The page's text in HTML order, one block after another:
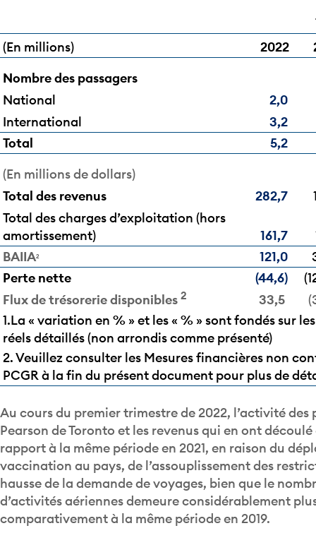
(En millions)
2022
Nombre des passagers
National
2,0
International
3,2
Total
5,2
(En millions de dollars)
Total des revenus 282,7
Total des charges d’exploitation (hors
amortissement)
161,7
BAIIA2 121,0
Perte nette
(44,6)
Flux de trésorerie disponibles 2 33,5
1.La « variation en % » et les « % » sont fondés sur
réels détaillés (non arrondis comme présenté)
2. Veuillez consulter les Mesures financières non
PCGR à la fin du présent document pour plus de
Au cours du premier trimestre de 2022, l’activité des
Pearson de Toronto et les revenus qui en ont
rapport à la même période en 2021, en raison du
vaccination au pays, de l’assouplissement des
hausse de la demande de voyages, bien que le
d’activités aériennes demeure considérablement
comparativement à la même période en 2019.